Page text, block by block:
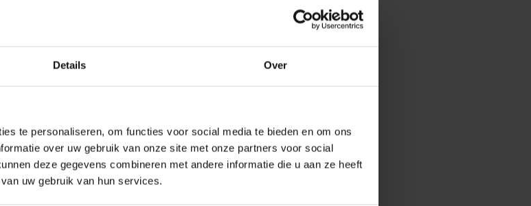
Details Over
te personaliseren, om functies voor social media te bieden en om ons
over uw gebruik van onze site met onze partners voor social
deze gegevens combineren met andere informatie die u aan ze heeft
uw gebruik van hun services.
LAK EN